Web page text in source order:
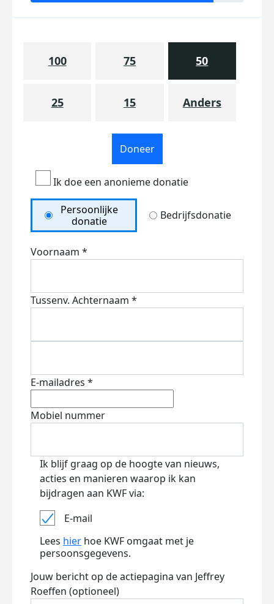
100 75 50
25 15 Anders
Doneer
Ik doe een anonieme donatie
Persoonlijke
donatie
Bedrijfsdonatie
Voornaam *
Tussenv. Achternaam *
E-mailadres *
Mobiel nummer
Ik blijf graag op de hoogte van nieuws,
acties en manieren waarop ik kan
bijdragen aan KWF via:
E-mail
Lees hier hoe KWF omgaat met je
persoonsgegevens.
Jouw bericht op de actiepagina van Jeffrey
Roeffen (optioneel)